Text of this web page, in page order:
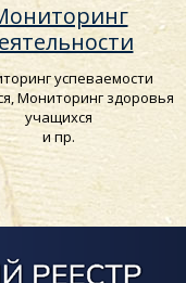
успеваемости
Мониторинг здоровья
учащихся
и пр.